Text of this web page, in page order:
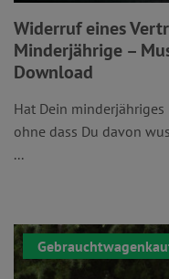
Widerruf eines
Minderjährige –
Download
Hat Dein
ohne dass Du davon
...